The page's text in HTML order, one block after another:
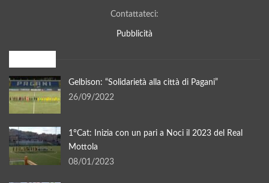
Contattateci:
Pubblicità
Gelbison: “Solidarietà alla città di Pagani”
26/09/2022
1°Cat: Inizia con un pari a Noci il 2023 del Real
Mottola
08/01/2023